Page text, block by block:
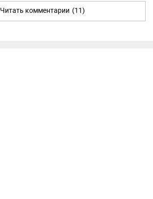
Читать комментарии (11)